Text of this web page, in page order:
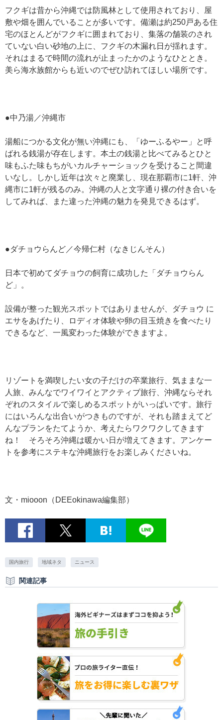
フクギは昔から沖縄では防風林として使用されており、屋
敷や畑を囲んでいることが多いです。備瀬は約250戸ある住
宅のほとんどがフクギに囲まれており、集落の舗装のされ
ていない白い砂地の上に、フクギの木漏れ日が揺れます。
それはまるで時間の流れが止まったかのようなひととき。
美ら海水族館からも近いのでぜひ訪れてほしい場所です。
●中乃湯／沖縄市
湯船につかる文化が無い沖縄にも、「ゆーふるやー」と呼
ばれる銭湯が存在します。本土の銭湯と比べてみるとひと
味もふた味もちがいカルチャーショックを受けること間違
いなし。しかし近年は次々と廃業し、現在那覇市に1軒、沖
縄市に1軒が残るのみ。沖縄の人と文字通り裸の付き合いを
してみれば、また違った沖縄の魅力を発見できるはず。
●ダチョウらんど／今帰仁村（なきじんそん）
日本で初めてダチョウの飼育に成功した「ダチョウらん
ど」。
設備が整った観光スポットではありませんが、ダチョウ に
エサをあげたり、ロディオ体験や卵の目玉焼きを食べたり
できるなど、一風変わった体験ができますよ。
リゾートを満喫したい女の子だけの卒業旅行、気ままな一
人旅、みんなでワイワイとアクティブ旅行、沖縄ならそれ
ぞれのスタイルで楽しめるスポットがいっぱいです。旅行
にはいろんな出合いがつきものですが、それも踏まえてど
んなプランをたてようか、考えたらワクワクしてきます
ね！ そろそろ沖縄は暖かい日が増えてきます。アンケー
トを参考にステキな沖縄旅行をお楽しみくださいね。
文・miooon（DEEokinawa編集部）
国内旅行 地域ネタ ニュース
関連記事